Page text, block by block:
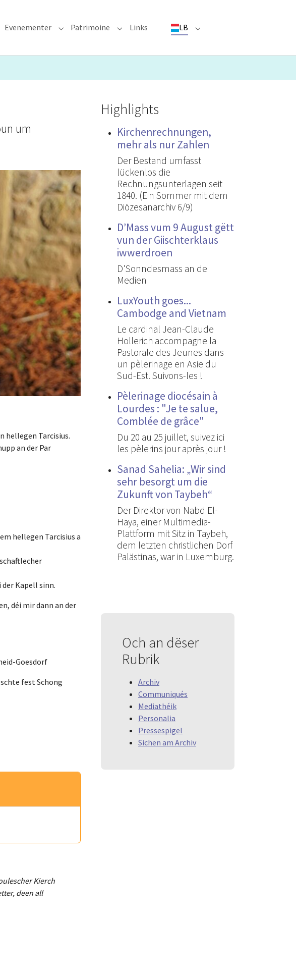
for "Formatioun"
Evenementer Submenu for "Evenementer"
Patrimoine Submenu for "Patrimoine"
Links LB Submenu for "LB"
um
hellegen Tarcisius.
an der Par
hellegen Tarcisius a
der Kapell sinn.
déi mir dann an der
Goesdorf
fest Schong
Kierch
, deen all
Highlights
Kirchenrechnungen,
mehr als nur Zahlen
Der Bestand umfasst
lückenlos die
Rechnungsunterlagen seit
1840. (Ein Sommer mit dem
Diözesanarchiv 6/9)
D’Mass vum 9 August gëtt
vun der Giischterklaus
iwwerdroen
D'Sonndesmass an de
Medien
LuxYouth goes...
Cambodge and Vietnam
Le cardinal Jean-Claude
Hollerich accompagne la
Pastorale des Jeunes dans
un pèlerinage en Asie du
Sud-Est. Suivons-les !
Pèlerinage diocésain à
Lourdes : "Je te salue,
Comblée de grâce"
Du 20 au 25 juillet, suivez ici
les pèlerins jour après jour !
Sanad Sahelia: „Wir sind
sehr besorgt um die
Zukunft von Taybeh“
Der Direktor von Nabd El-
Haya, einer Multimedia-
Plattform mit Sitz in Taybeh,
dem letzten christlichen Dorf
Palästinas, war in Luxemburg.
Och an dëser
Rubrik
Archiv
Communiqués
Mediathéik
Personalia
Pressespigel
Sichen am Archiv